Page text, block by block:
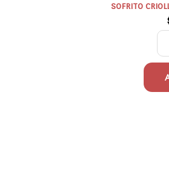
SOFRITO